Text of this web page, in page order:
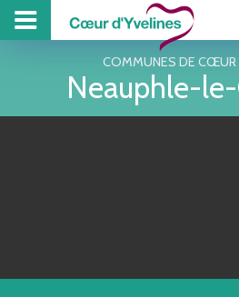
COMMUNES DE CŒUR
Neauphle-